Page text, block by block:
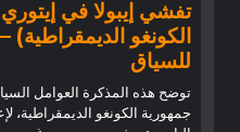
الكونغو
للسياق
توضح هذه المذكرة العوامل
جمهورية الكونغو الديمقراطية،